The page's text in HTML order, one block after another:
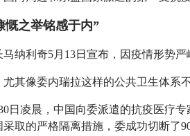
慨之举铭感于内”
纳利奇5月13日宣布，因疫情形势
其像委内瑞拉这样的公共卫生体系
日凌晨，中国向委派遣的抗疫医疗
取的严格隔离措施，委成功切断了